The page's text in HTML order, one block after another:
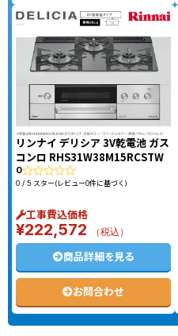
リンナイ デリシア 3V乾電池 ガス
コンロ RHS31W38M15RCSTW
0
0 / 5 スター(レビュー0件に基づく)
工事費込価格
¥222,572 （税込）
商品詳細を見る
お問合わせ